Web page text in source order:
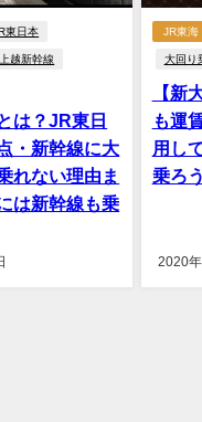
東日本
上越新幹線
は？JR東日
・新幹線に大
れない理由ま
は新幹線も乗
JR東海
大回り
【新
も運
用し
乗ろう
2020